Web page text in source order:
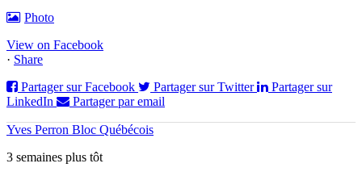
Photo
View on Facebook
· Share
Partager sur Facebook
Partager sur Twitter
Partager sur
LinkedIn
Partager par email
Yves Perron Bloc Québécois
3 semaines plus tôt